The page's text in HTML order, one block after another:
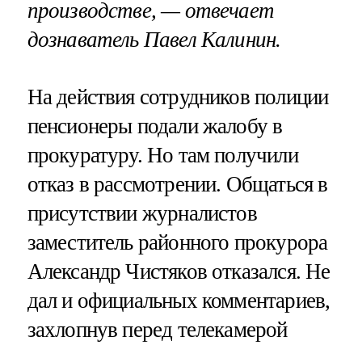
производстве, — отвечает
дознаватель Павел Калинин.
На действия сотрудников полиции
пенсионеры подали жалобу в
прокуратуру. Но там получили
отказ в рассмотрении. Общаться в
присутствии журналистов
заместитель районного прокурора
Александр Чистяков отказался. Не
дал и официальных комментариев,
захлопнув перед телекамерой